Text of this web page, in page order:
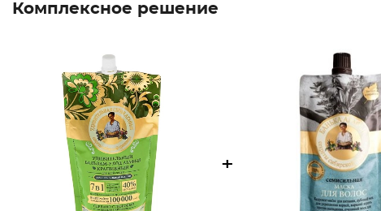
Комплексное решение
+